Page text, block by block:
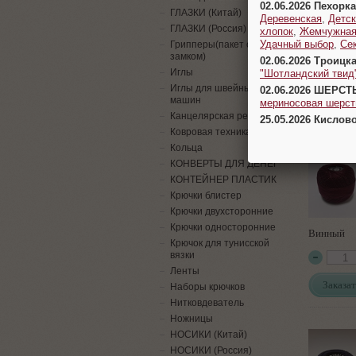
Светлая
Винный
ГЛАЗКИ (Китай)
ГЛАЗКИ (Россия)
Грипперы(пакет с
замком)
Иглы
Иглы для швейных
машин
Канцелярская резинка
Ковровая техника
Кольца
КОНВЕРТЫ ДЛЯ ДЕНЕГ
КОНТЕЙНЕР ПЛАСТИК
Крючки блистер
Крючки двухсторонние
Крючки односторонние
Крючок для тунисской
вязки
Ленты
Наборы крючков
Нитковдеватель
Ножницы
НОСИКИ (Китай)
НОСИКИ (Россия)
02.06.2026
Деревенская
хлопок Жемчужная
Удачный выбор
02.06.2026
"Шотландский
02.06.2026
мериносовая
25.05.2026